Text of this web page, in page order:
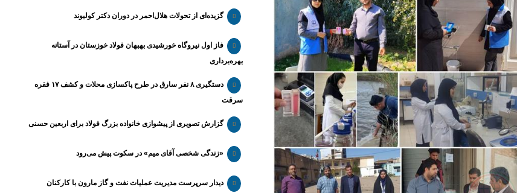
گزیده‌ای از تحولات هلال‌احمر در دوران دکتر کولیوند
فاز اول نیروگاه خورشیدی بهبهان فولاد خوزستان در آستانه
بهره‌برداری
دستگیری ۸ نفر سارق در طرح پاکسازی محلات و کشف ۱۷ فقره
سرقت
گزارش تصویری از پیشوازی خانواده بزرگ فولاد برای اربعین حسنی
«زندگی شخصی آقای میم» در سکوت پیش می‌رود
دیدار سرپرست مدیریت عملیات نفت و گاز مارون با کارکنان